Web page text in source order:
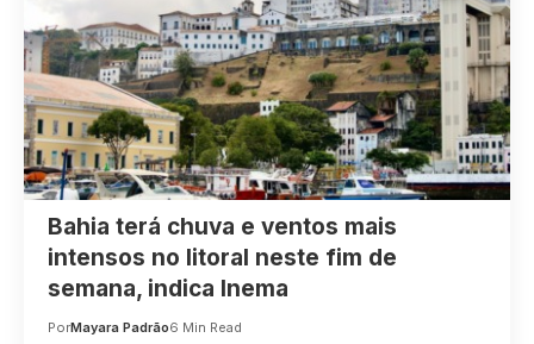
Bahia terá chuva e ventos mais
intensos no litoral neste fim de
semana, indica Inema
PorMayara Padrão6 Min Read